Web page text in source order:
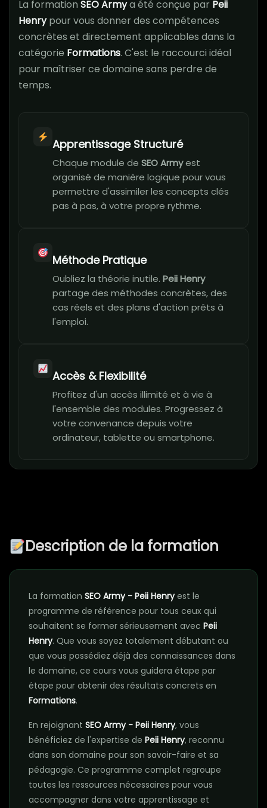
La formation SEO Armya été conçue par Peii
Henrypour vous donner des compétences
concrètes et directement applicables dans la
catégorie Formations. C'est le raccourci idéal
pour maîtriser ce domaine sans perdre de
temps.
Apprentissage Structuré
Chaque module de SEO Armyest
organisé de manière logique pour vous
permettre d'assimiler les concepts clés
pas à pas, à votre propre rythme.
Méthode Pratique
Oubliez la théorie inutile. Peii Henry
partage des méthodes concrètes, des
cas réels et des plans d'action prêts à
l'emploi.
Accès & Flexibilité
Profitez d'un accès illimité et à vie à
l'ensemble des modules. Progressez à
votre convenance depuis votre
ordinateur, tablette ou smartphone.
Description de la formation
La formation SEO Army - Peii Henryest le
programme de référence pour tous ceux qui
souhaitent se former sérieusement avec Peii
Henry. Que vous soyez totalement débutant ou
que vous possédiez déjà des connaissances dans
le domaine, ce cours vous guidera étape par
étape pour obtenir des résultats concrets en
Formations.
En rejoignant SEO Army - Peii Henry, vous
bénéficiez de l'expertise de Peii Henry, reconnu
dans son domaine pour son savoir-faire et sa
pédagogie. Ce programme complet regroupe
toutes les ressources nécessaires pour vous
accompagner dans votre apprentissage et